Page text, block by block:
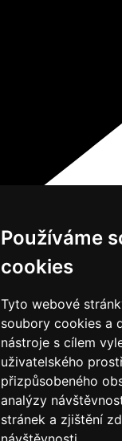
Používáme
cookies
Tyto webové
soubory cookies a
nástroje s cílem
uživatelského
přizpůsobeného
analýzy
stránek a zjištění